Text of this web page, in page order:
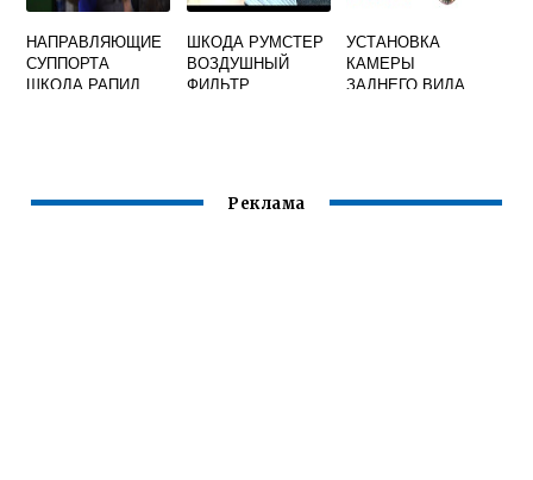
НАПРАВЛЯЮЩИЕ
СУППОРТА
ШКОДА РАПИД
ШКОДА РУМСТЕР
ВОЗДУШНЫЙ
ФИЛЬТР
УСТАНОВКА
КАМЕРЫ
ЗАДНЕГО ВИДА
Реклама